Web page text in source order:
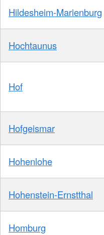
Hildesheim-Marienburg
Hochtaunus
Hof
Hofgeismar
Hohenlohe
Hohenstein-Ernstthal
Homburg